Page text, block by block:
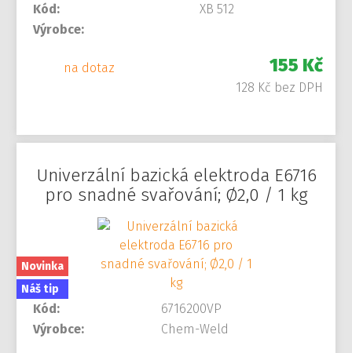
Kód:
XB 512
Výrobce:
na dotaz 155 Kč
128 Kč bez DPH
Univerzální bazická elektroda E6716
pro snadné svařování; Ø2,0 / 1 kg
Novinka
Náš tip
Kód:
6716200VP
Výrobce:
Chem-Weld